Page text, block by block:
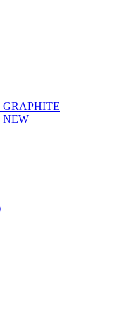
GRAPHITE
NEW